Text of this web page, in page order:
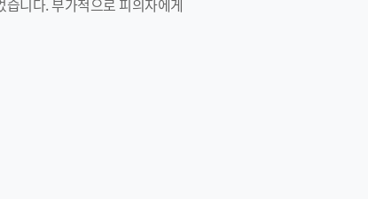
니다. 부가적으로 피의자에게